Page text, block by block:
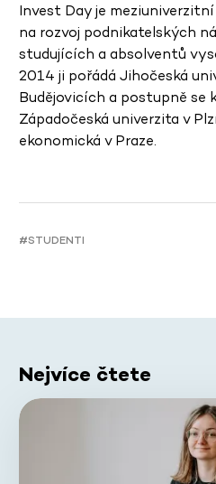
Invest Day je
na rozvoj podnikatelských
studujících a absolventů
2014 ji pořádá Jihočeská
Budějovicích a postupně se
Západočeská univerzita v
ekonomická v Praze.
#STUDENTI
Nejvíce čtete